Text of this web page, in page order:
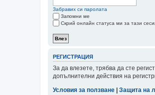
Забравих си паролата
Запомни ме
Скрий онлайн статуса ми за тази
РЕГИСТРАЦИЯ
За да влезете, трябва да сте
допълнителни действия на
Условия за ползване
Защита на